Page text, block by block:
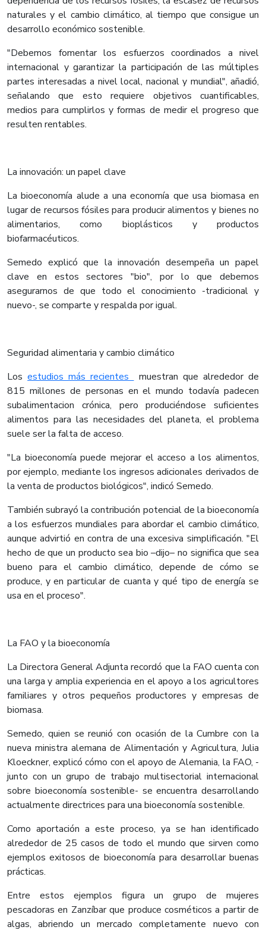
naturales y el cambio climático, al tiempo que consigue un
desarrollo económico sostenible.
"Debemos fomentar los esfuerzos coordinados a nivel
internacional y garantizar la participación de las múltiples
partes interesadas a nivel local, nacional y mundial", añadió,
señalando que esto requiere objetivos cuantificables,
medios para cumplirlos y formas de medir el progreso que
resulten rentables.
La innovación: un papel clave
La bioeconomía alude a una economía que usa biomasa en
lugar de recursos fósiles para producir alimentos y bienes no
alimentarios, como bioplásticos y productos
biofarmacéuticos.
Semedo explicó que la innovación desempeña un papel
clave en estos sectores "bio", por lo que debemos
asegurarnos de que todo el conocimiento -tradicional y
nuevo-, se comparte y respalda por igual.
Seguridad alimentaria y cambio climático
Losestudios más recientes
muestran que alrededor de
815 millones de personas en el mundo todavía padecen
subalimentacion crónica, pero produciéndose suficientes
alimentos para las necesidades del planeta, el problema
suele ser la falta de acceso.
"La bioeconomía puede mejorar el acceso a los alimentos,
por ejemplo, mediante los ingresos adicionales derivados de
la venta de productos biológicos", indicó Semedo.
También subrayó la contribución potencial de la bioeconomía
a los esfuerzos mundiales para abordar el cambio climático,
aunque advirtió en contra de una excesiva simplificación. "El
hecho de que un producto sea bio –dijo– no significa que sea
bueno para el cambio climático, depende de cómo se
produce, y en particular de cuanta y qué tipo de energía se
usa en el proceso".
La FAO y la bioeconomía
La Directora General Adjunta recordó que la FAO cuenta con
una larga y amplia experiencia en el apoyo a los agricultores
familiares y otros pequeños productores y empresas de
biomasa.
Semedo, quien se reunió con ocasión de la Cumbre con la
nueva ministra alemana de Alimentación y Agricultura, Julia
Kloeckner, explicó cómo con el apoyo de Alemania, la FAO, -
junto con un grupo de trabajo multisectorial internacional
sobre bioeconomía sostenible- se encuentra desarrollando
actualmente directrices para una bioeconomía sostenible.
Como aportación a este proceso, ya se han identificado
alrededor de 25 casos de todo el mundo que sirven como
ejemplos exitosos de bioeconomía para desarrollar buenas
prácticas.
​Entre estos ejemplos figura un grupo de mujeres
pescadoras en Zanzíbar que produce cosméticos a partir de
algas, abriendo un mercado completamente nuevo con